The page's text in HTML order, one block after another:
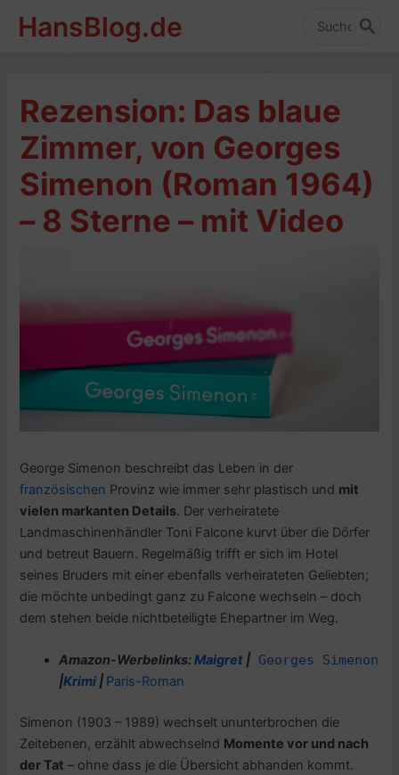
InhaltHansBlog.de
Search
Rezension: Das blaue
Zimmer, von Georges
Simenon (Roman 1964)
– 8 Sterne – mit Video
George Simenon beschreibt das Leben in der
französischen Provinz wie immer sehr plastisch und mit
vielen markanten Details. Der verheiratete
Landmaschinenhändler Toni Falcone kurvt über die Dörfer
und betreut Bauern. Regelmäßig trifft er sich im Hotel
seines Bruders mit einer ebenfalls verheirateten Geliebten;
die möchte unbedingt ganz zu Falcone wechseln – doch
dem stehen beide nichtbeteiligte Ehepartner im Weg.
Amazon-Werbelinks:Maigret | Georges Simenon
|Krimi | Paris-Roman
Simenon (1903 – 1989) wechselt ununterbrochen die
Zeitebenen, erzählt abwechselnd Momente vor und nach
der Tat – ohne dass je die Übersicht abhanden kommt.